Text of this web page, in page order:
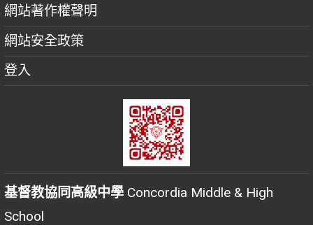
網站著作權聲明
網站安全政策
登入
基督教協同高級中學 Concordia Middle & High
School